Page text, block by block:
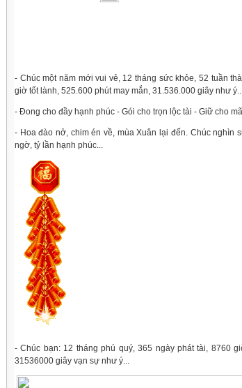
- Chúc một năm mới vui vẻ, 12 tháng sức khỏe, 52 tuần
giờ tốt lành, 525.600 phút may mắn, 31.536.000 giây như ý...
- Đong cho đầy hạnh phúc - Gói cho trọn lộc tài - Giữ cho
- Hoa đào nở, chim én về, mùa Xuân lại đến. Chúc nghìn
ngờ, tỷ lần hạnh phúc...
- Chúc bạn: 12 tháng phú quý, 365 ngày phát tài, 8760
31536000 giây vạn sự như ý...